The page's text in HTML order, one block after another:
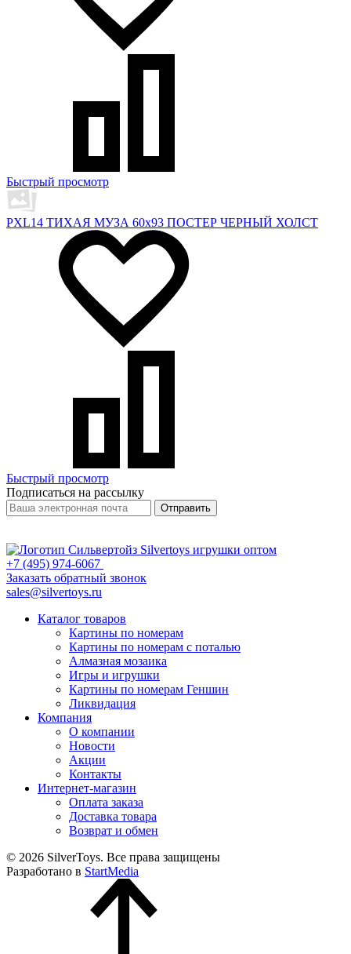
Быстрый просмотр
PXL14 ТИХАЯ МУЗА 60х93 ПОСТЕР ЧЕРНЫЙ ХОЛСТ
Быстрый просмотр
Подписаться на рассылку
Отправить
+7 (495) 974-6067
Заказать обратный звонок
sales@silvertoys.ru
Каталог товаров
Картины по номерам
Картины по номерам с поталью
Алмазная мозаика
Игры и игрушки
Картины по номерам Геншин
Ликвидация
Компания
О компании
Новости
Акции
Контакты
Интернет-магазин
Оплата заказа
Доставка товара
Возврат и обмен
© 2026 SilverToys. Все права защищены
Разработано в StartMedia